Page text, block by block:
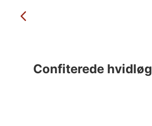
Confiterede hvidløg